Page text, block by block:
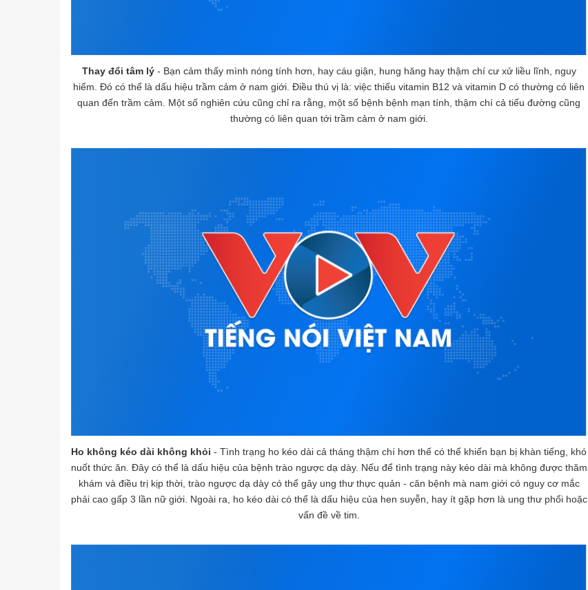
Thay đổi tâm lý - Bạn cảm thấy mình nóng tính hơn, hay cáu giận, hung hăng hay thậm chí cư xử liều lĩnh, nguy
hiểm. Đó có thể là dấu hiệu trầm cảm ở nam giới. Điều thú vị là: việc thiếu vitamin B12 và vitamin D có thường có liên
quan đến trầm cảm. Một số nghiên cứu cũng chỉ ra rằng, một số bệnh bệnh mạn tính, thậm chí cả tiểu đường cũng
thường có liên quan tới trầm cảm ở nam giới.
Ho không kéo dài không khỏi - Tình trạng ho kéo dài cả tháng thậm chí hơn thế có thể khiến bạn bị khàn tiếng, khó
nuốt thức ăn. Đây có thể là dấu hiệu của bệnh trào ngược dạ dày. Nếu để tình trạng này kéo dài mà không được thăm
khám và điều trị kịp thời, trào ngược dạ dày có thể gây ung thư thực quản - căn bệnh mà nam giới có nguy cơ mắc
phải cao gấp 3 lần nữ giới. Ngoài ra, ho kéo dài có thể là dấu hiệu của hen suyễn, hay ít gặp hơn là ung thư phổi hoặc
vấn đề về tim.